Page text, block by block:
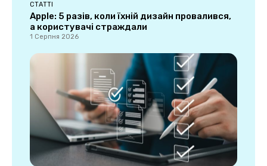
СТАТТІ
Apple: 5 разів, коли їхній дизайн провалився,
а користувачі страждали
1 Серпня 2026